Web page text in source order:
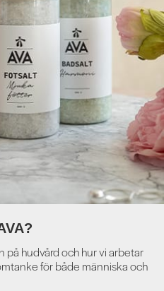
på hudvård och hur vi arbetar
för både människa och